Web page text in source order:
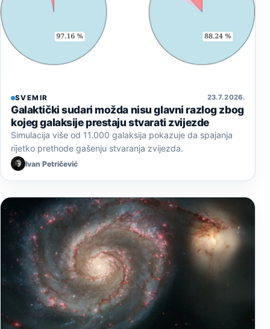
SVEMIR 23. 7. 2026.
Galaktički sudari možda nisu glavni razlog zbog
kojeg galaksije prestaju stvarati zvijezde
Simulacija više od 11.000 galaksija pokazuje da spajanja
rijetko prethode gašenju stvaranja zvijezda.
Ivan Petričević